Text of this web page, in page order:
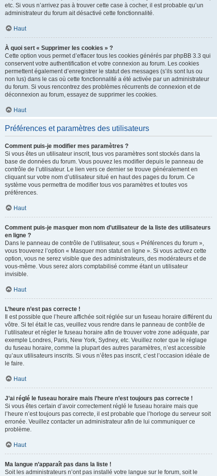
etc. Si vous n’arrivez pas à trouver cette case à cocher, il est probable qu’un
administrateur du forum ait désactivé cette fonctionnalité.
Haut
À quoi sert « Supprimer les cookies » ?
Cette option vous permet d’effacer tous les cookies générés par phpBB 3.3 qui
conservent votre authentification et votre connexion au forum. Les cookies
permettent également d’enregistrer le statut des messages (s’ils sont lus ou
non lus) dans le cas où cette fonctionnalité a été activée par un administrateur
du forum. Si vous rencontrez des problèmes récurrents de connexion et de
déconnexion au forum, essayez de supprimer les cookies.
Haut
Préférences et paramètres des utilisateurs
Comment puis-je modifier mes paramètres ?
Si vous êtes un utilisateur inscrit, tous vos paramètres sont stockés dans la
base de données du forum. Vous pouvez les modifier depuis le panneau de
contrôle de l’utilisateur. Le lien vers ce dernier se trouve généralement en
cliquant sur votre nom d’utilisateur situé en haut des pages du forum. Ce
système vous permettra de modifier tous vos paramètres et toutes vos
préférences.
Haut
Comment puis-je masquer mon nom d’utilisateur de la liste des utilisateurs
en ligne ?
Dans le panneau de contrôle de l’utilisateur, sous « Préférences du forum »,
vous trouverez l’option « Masquer mon statut en ligne ». Si vous activez cette
option, vous ne serez visible que des administrateurs, des modérateurs et de
vous-même. Vous serez alors comptabilisé comme étant un utilisateur
invisible.
Haut
L’heure n’est pas correcte !
Il est possible que l’heure affichée soit réglée sur un fuseau horaire différent du
vôtre. Si tel était le cas, veuillez vous rendre dans le panneau de contrôle de
l’utilisateur et régler le fuseau horaire afin de trouver votre zone adéquate, par
exemple Londres, Paris, New York, Sydney, etc. Veuillez noter que le réglage
du fuseau horaire, comme la plupart des autres paramètres, n’est accessible
qu’aux utilisateurs inscrits. Si vous n’êtes pas inscrit, c’est l’occasion idéale de
le faire.
Haut
J’ai réglé le fuseau horaire mais l’heure n’est toujours pas correcte !
Si vous êtes certain d’avoir correctement réglé le fuseau horaire mais que
l’heure n’est toujours pas correcte, il est probable que l’horloge du serveur soit
erronée. Veuillez contacter un administrateur afin de lui communiquer ce
problème.
Haut
Ma langue n’apparaît pas dans la liste !
Soit les administrateurs n’ont pas installé votre langue sur le forum, soit le